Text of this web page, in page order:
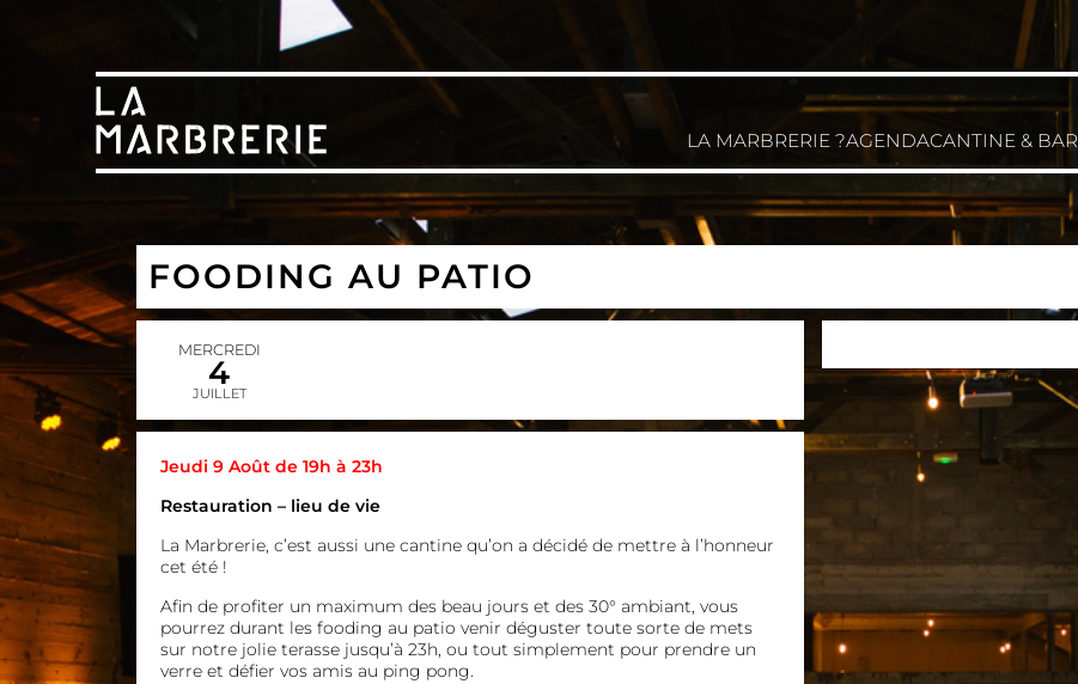
LA MARBRERIE ?AGENDACANTINE & BAR
FOODING AU PATIO
MERCREDI
4
JUILLET
Jeudi 9 Août de 19h à 23h
Restauration – lieu de vie
La Marbrerie, c’est aussi une cantine qu’on a décidé de mettre à l’honneur
cet été !
Afin de profiter un maximum des beau jours et des 30° ambiant, vous
pourrez durant les fooding au patio venir déguster toute sorte de mets
sur notre jolie terasse jusqu’à 23h, ou tout simplement pour prendre un
verre et défier vos amis au ping pong.